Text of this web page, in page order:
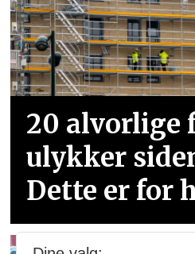
20
ulykker
Dette er for